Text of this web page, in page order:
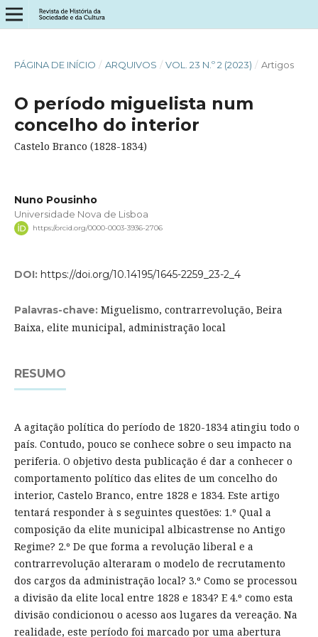
PÁGINA DE INÍCIO / ARQUIVOS / VOL. 23 N.º 2 (2023) / Artigos
O período miguelista num
concelho do interior
Castelo Branco (1828-1834)
Nuno Pousinho
Universidade Nova de Lisboa
https://orcid.org/0000-0003-3936-2706
DOI: https://doi.org/10.14195/1645-2259_23-2_4
Palavras-chave: Miguelismo, contrarrevolução, Beira
Baixa, elite municipal, administração local
RESUMO
A agitação política do período de 1820-1834 atingiu todo o
país. Contudo, pouco se conhece sobre o seu impacto na
periferia. O objetivo desta publicação é dar a conhecer o
comportamento político das elites de um concelho do
interior, Castelo Branco, entre 1828 e 1834. Este artigo
tentará responder à s seguintes questões: 1.º Qual a
composição da elite municipal albicastrense no Antigo
Regime? 2.º De que forma a revolução liberal e a
contrarrevolução alteraram o modelo de recrutamento
dos cargos da administração local? 3.º Como se processou
a divisão da elite local entre 1828 e 1834? E 4.º como esta
divisão condicionou o acesso aos lugares da vereação. Na
realidade, este período foi marcado por uma abertura